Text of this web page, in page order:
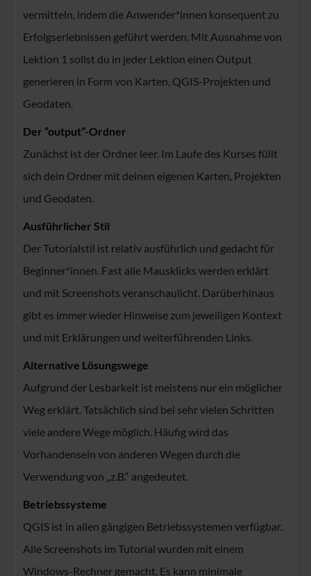
vermitteln, indem die Anwender*innen konsequent zu
Erfolgserlebnissen geführt werden. Mit Ausnahme von
Lektion 1 sollst du in jeder Lektion einen Output
generieren in Form von Karten, QGIS-Projekten und
Geodaten.
Der “output”-Ordner
Zunächst ist der Ordner leer. Im Laufe des Kurses füllt
sich dein Ordner mit deinen eigenen Karten, Projekten
und Geodaten.
Ausführlicher Stil
Der Tutorialstil ist relativ ausführlich und gedacht für
Beginner*innen. Fast alle Mausklicks werden erklärt
und mit Screenshots veranschaulicht. Darüberhinaus
gibt es immer wieder Hinweise zum jeweiligen Kontext
und mit Erklärungen und weiterführenden Links.
Alternative Lösungswege
Aufgrund der Lesbarkeit ist meistens nur ein möglicher
Weg erklärt. Tatsächlich sind bei sehr vielen Schritten
viele andere Wege möglich. Häufig wird das
Vorhandensein von anderen Wegen durch die
Verwendung von „z.B.“ angedeutet.
Betriebssysteme
QGIS ist in allen gängigen Betriebssystemen verfügbar.
Alle Screenshots im Tutorial wurden mit einem
Windows-Rechner gemacht. Es kann minimale